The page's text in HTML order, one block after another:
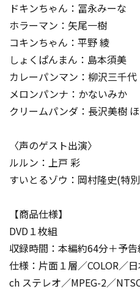
ドキンちゃん：冨永みーな
ホラーマン：矢尾一樹
コキンちゃん：平野 綾
しょくぱんまん：島本須美
カレーパンマン：柳沢三千代
メロンパンナ：かないみか
クリームパンダ：長沢美樹
〈声のゲスト出演〉
ルルン：上戸 彩
すいとるゾウ：岡村隆史(特
【商品仕様】
DVD１枚組
収録時間：本編約64分＋予告
仕様：片面１層／COLOR／
ch ステレオ／MPEG-2／